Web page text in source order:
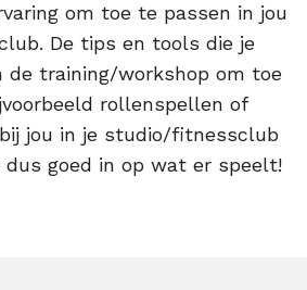
om toe te passen in jou
De tips en tools die je
de training/workshop om toe
rollenspellen of
jou in je studio/fitnessclub
dus goed in op wat er speelt!